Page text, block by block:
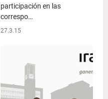
participación en las
correspo…
27.3.15